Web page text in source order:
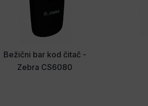
Bežični bar kod čitač -
Zebra CS6080